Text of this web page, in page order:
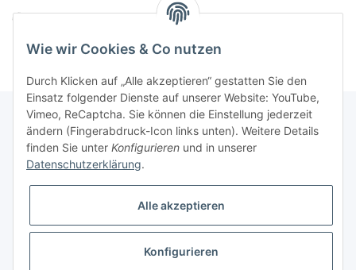
Loading... Komponenten werden geladen ...
Informationen
Galerie
Wie wir Cookies & Co nutzen
Durch Klicken auf „Alle akzeptieren“ gestatten Sie den
Einsatz folgender Dienste auf unserer Website: YouTube,
Vimeo, ReCaptcha. Sie können die Einstellung jederzeit
ändern (Fingerabdruck-Icon links unten). Weitere Details
finden Sie unter Konfigurieren und in unserer
Datenschutzerklärung.
Alle akzeptieren
Konfigurieren